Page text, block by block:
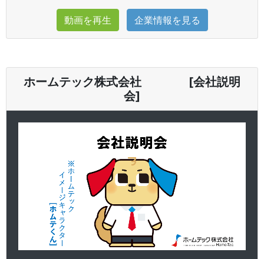
動画を再生 企業情報を見る
ホームテック株式会社 [会社説明
会]